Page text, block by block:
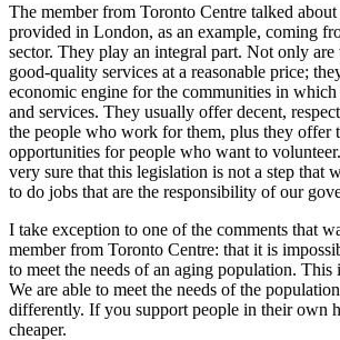
The member from Toronto Centre talked
provided in London, as an example, coming
sector. They play an integral part. Not only
good-quality services at a reasonable price;
economic engine for the communities in
and services. They usually offer decent,
the people who work for them, plus they offer
opportunities for people who want to
very sure that this legislation is not a step that
to do jobs that are the responsibility of our
I take exception to one of the comments that
member from Toronto Centre: that it is
to meet the needs of an aging population. This
We are able to meet the needs of the
differently. If you support people in their own
cheaper.